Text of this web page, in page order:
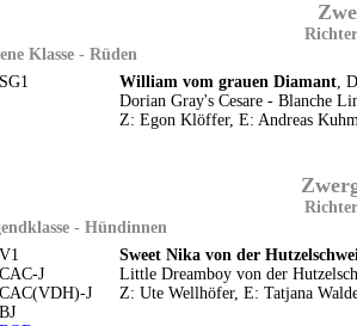
Klasse - Rüden
SG1 William vom grauen Diamant,
Dorian Gray's Cesare - Blanche
Z: Egon Klöffer, E: Andreas
- Hündinnen
V1
CAC-J
CAC(VDH)-J
BJ
Sweet Nika von der
Little Dreamboy von der
Z: Ute Wellhöfer, E: Tatjana